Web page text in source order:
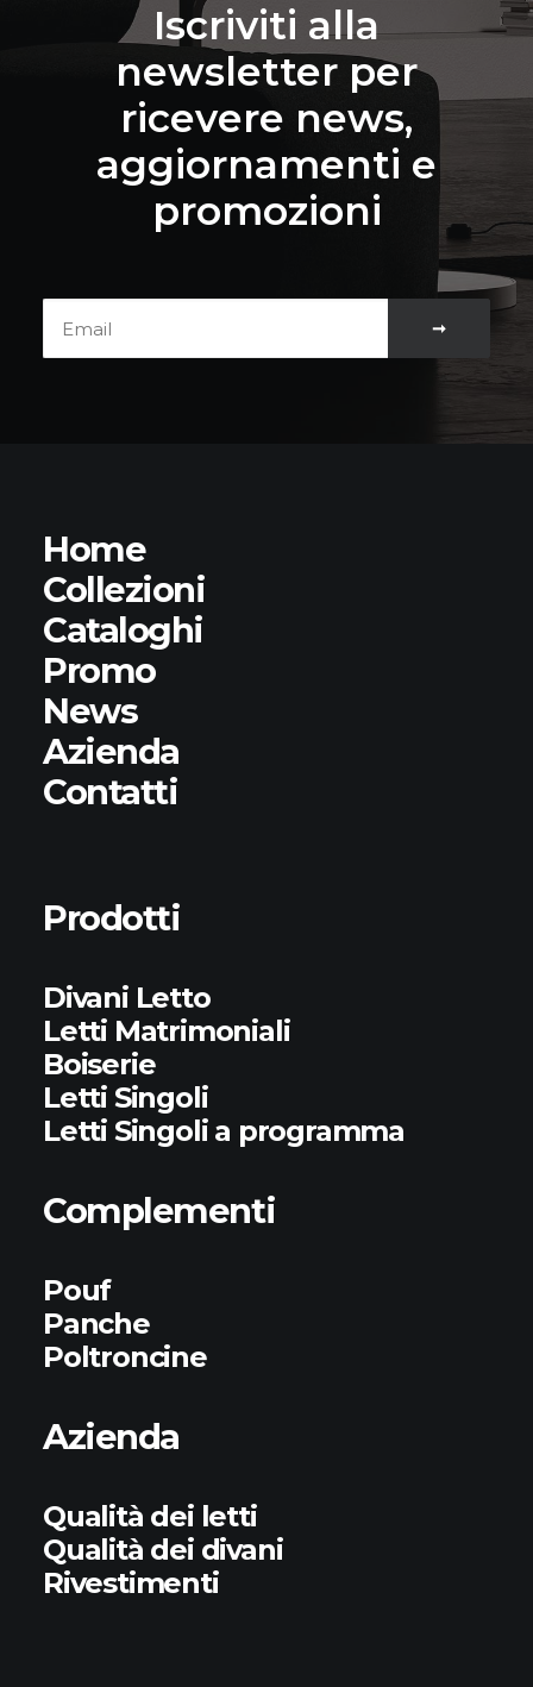
Iscriviti alla
newsletter per
ricevere news,
aggiornamenti e
promozioni
Home
Collezioni
Cataloghi
Promo
News
Azienda
Contatti
Prodotti
Divani Letto
Letti Matrimoniali
Boiserie
Letti Singoli
Letti Singoli a programma
Complementi
Pouf
Panche
Poltroncine
Azienda
Qualità dei letti
Qualità dei divani
Rivestimenti